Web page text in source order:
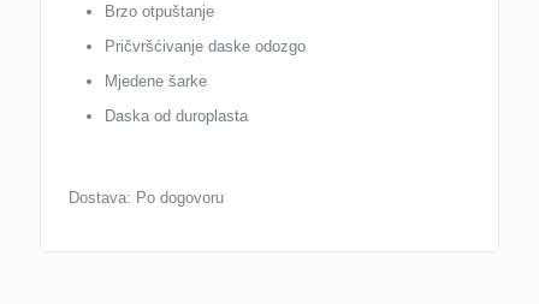
Brzo otpuštanje
Pričvršćivanje daske odozgo
Mjedene šarke
Daska od duroplasta
Dostava: Po dogovoru